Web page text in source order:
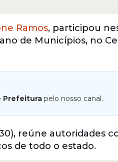
Ramos, participou
de Municípios, no
Prefeitura pelo nosso canal.
reúne autoridades
de todo o estado.